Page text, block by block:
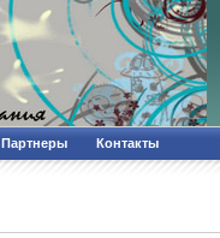
Партнеры Контакты